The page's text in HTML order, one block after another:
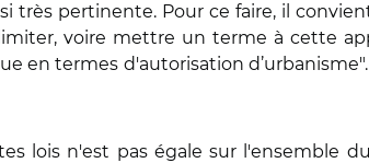
très pertinente. Pour ce faire, il
voire mettre un terme à cette
en termes d'autorisation
lois n'est pas égale sur l'ensemble